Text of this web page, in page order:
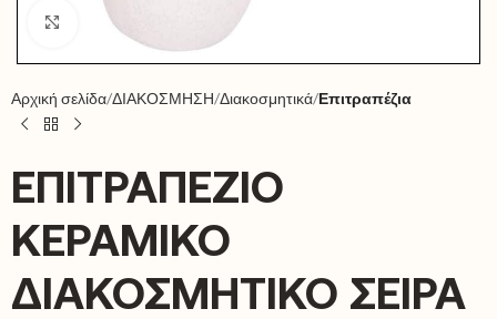
Click to enlarge
Αρχική σελίδα ΔΙΑΚΟΣΜΗΣΗ Διακοσμητικά Επιτραπέζια
ΕΠΙΤΡΑΠΕΖΙΟ
ΚΕΡΑΜΙΚΟ
ΔΙΑΚΟΣΜΗΤΙΚΟ ΣΕΙΡΑ